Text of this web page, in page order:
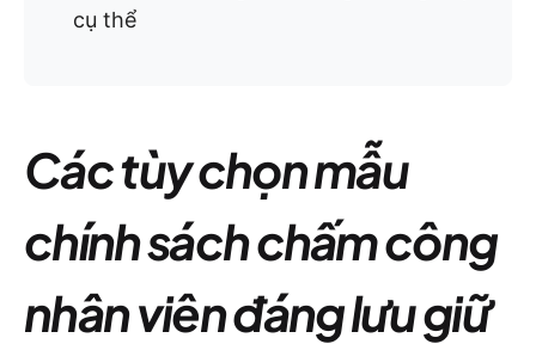
cụ thể
Các tùy chọn mẫu
chính sách chấm công
nhân viên đáng lưu giữ